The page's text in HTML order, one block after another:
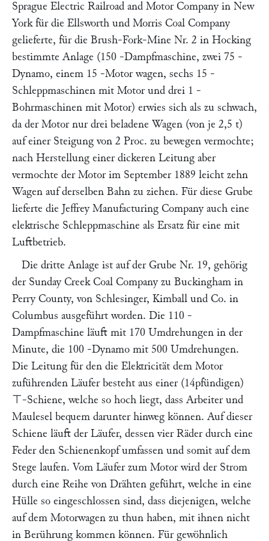
Sprague Electric Railroad and Motor Companyin New
York für die Ellsworth und Morris Coal Company
gelieferte, für die Brush-Fork-Mine Nr. 2 in Hocking
bestimmte Anlage (150 -Dampfmaschine, zwei 75 -
Dynamo, einem 15 -Motor wagen, sechs 15 -
Schleppmaschinen mit Motor und drei 1 -
Bohrmaschinen mit Motor) erwies sich als zu schwach,
da der Motor nur drei beladene Wagen (von je 2,5 t)
auf einer Steigung von 2 Proc. zu bewegen vermochte;
nach Herstellung einer dickeren Leitung aber
vermochte der Motor im September 1889 leicht zehn
Wagen auf derselben Bahn zu ziehen. Für diese Grube
lieferte die Jeffrey Manufacturing Companyauch eine
elektrische Schleppmaschine als Ersatz für eine mit
Luftbetrieb.
Die dritte Anlage ist auf der Grube Nr. 19, gehörig
der Sunday Creek Coal Companyzu Buckingham in
Perry County, von Schlesinger, Kimball und Co. in
Columbus ausgeführt worden. Die 110 -
Dampfmaschine läuft mit 170 Umdrehungen in der
Minute, die 100 -Dynamo mit 500 Umdrehungen.
Die Leitung für den die Elektricität dem Motor
zuführenden Läufer besteht aus einer (14pfündigen)
⊤-Schiene, welche so hoch liegt, dass Arbeiter und
Maulesel bequem darunter hinweg können. Auf dieser
Schiene läuft der Läufer, dessen vier Räder durch eine
Feder den Schienenkopf umfassen und somit auf dem
Stege laufen. Vom Läufer zum Motor wird der Strom
durch eine Reihe von Drähten geführt, welche in eine
Hülle so eingeschlossen sind, dass diejenigen, welche
auf dem Motorwagen zu thun haben, mit ihnen nicht
in Berührung kommen können. Für gewöhnlich